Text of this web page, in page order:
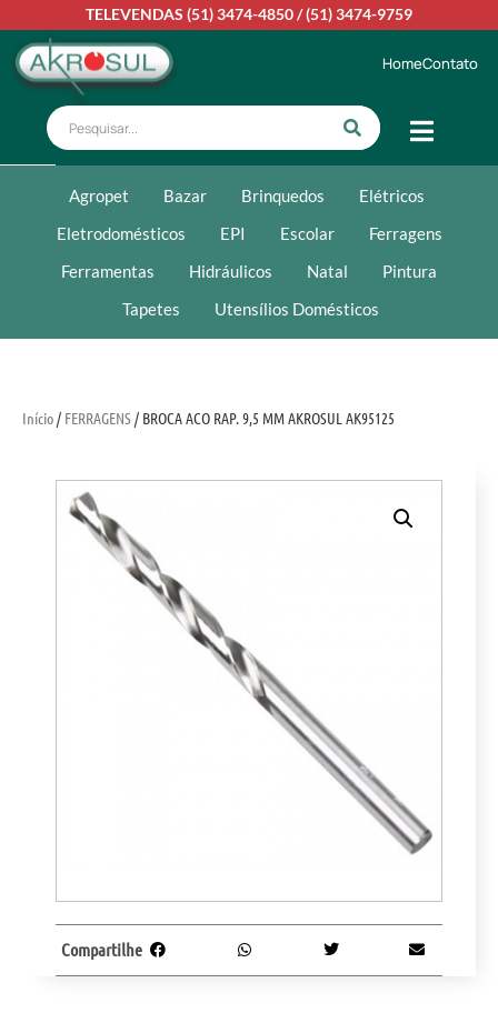
TELEVENDAS (51) 3474-4850/(51) 3474-9759
HomeContato
Agropet Bazar Brinquedos
Elétricos
Eletrodomésticos
EPI Escolar
Ferragens
Ferramentas
Hidráulicos Natal
Pintura
Tapetes
Utensílios Domésticos
Início/ FERRAGENS/ BROCA ACO RAP. 9,5 MM AKROSUL AK95125
Compartilhe